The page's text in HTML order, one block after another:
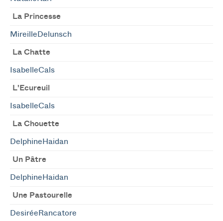
La Princesse
MireilleDelunsch
La Chatte
IsabelleCals
L'Ecureuil
IsabelleCals
La Chouette
DelphineHaidan
Un Pâtre
DelphineHaidan
Une Pastourelle
DesiréeRancatore